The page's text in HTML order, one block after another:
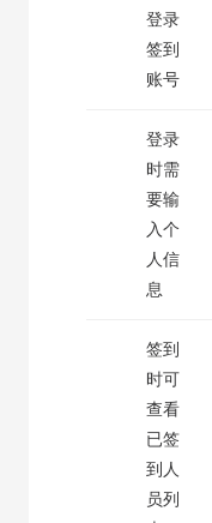
登录
签到
账号
登录
时需
要输
入个
人信
息
签到
时可
查看
已签
到人
员列